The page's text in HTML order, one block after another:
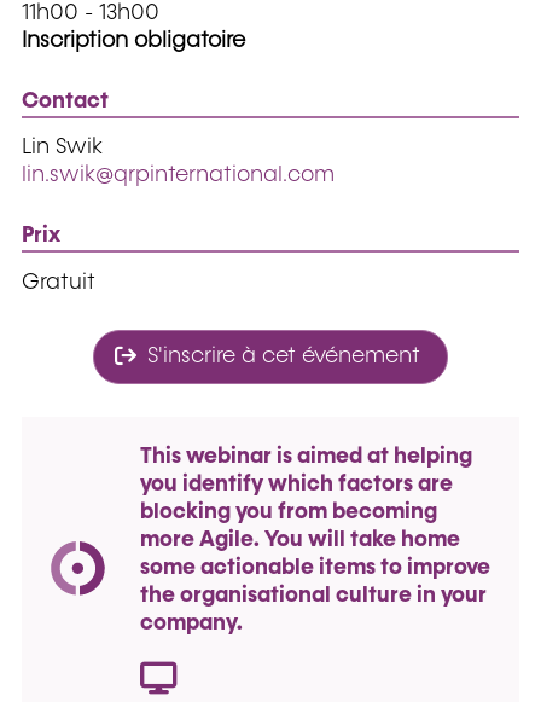
11h00 - 13h00
Inscription obligatoire
Contact
Lin Swik
lin.swik@qrpinternational.com
Prix
Gratuit
S'inscrire à cet événement
This webinar is aimed at helping
you identify which factors are
blocking you from becoming
more Agile. You will take home
some actionable items to improve
the organisational culture in your
company.